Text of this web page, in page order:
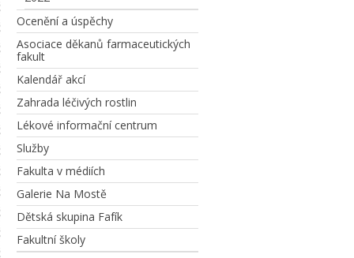
Ocenění a úspěchy
Asociace děkanů farmaceutických
fakult
Kalendář akcí
Zahrada léčivých rostlin
Lékové informační centrum
Služby
Fakulta v médiích
Galerie Na Mostě
Dětská skupina Fafík
Fakultní školy